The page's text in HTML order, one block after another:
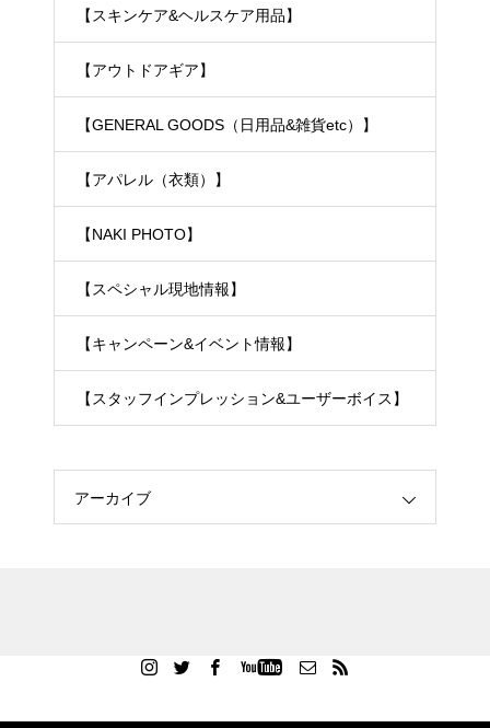
【スキンケア&ヘルスケア用品】
【アウトドアギア】
【GENERAL GOODS（日用品&雑貨etc）】
【アパレル（衣類）】
【NAKI PHOTO】
【スペシャル現地情報】
【キャンペーン&イベント情報】
【スタッフインプレッション&ユーザーボイス】
アーカイブ